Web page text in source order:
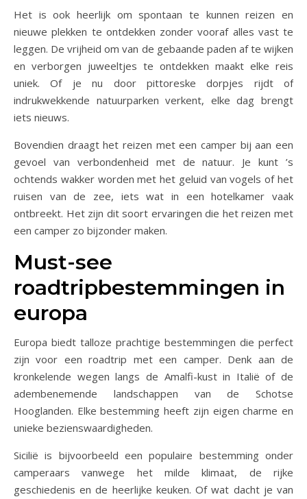
Het is ook heerlijk om spontaan te kunnen reizen en
nieuwe plekken te ontdekken zonder vooraf alles vast te
leggen. De vrijheid om van de gebaande paden af te wijken
en verborgen juweeltjes te ontdekken maakt elke reis
uniek. Of je nu door pittoreske dorpjes rijdt of
indrukwekkende natuurparken verkent, elke dag brengt
iets nieuws.
Bovendien draagt het reizen met een camper bij aan een
gevoel van verbondenheid met de natuur. Je kunt ’s
ochtends wakker worden met het geluid van vogels of het
ruisen van de zee, iets wat in een hotelkamer vaak
ontbreekt. Het zijn dit soort ervaringen die het reizen met
een camper zo bijzonder maken.
Must-see
roadtripbestemmingen in
europa
Europa biedt talloze prachtige bestemmingen die perfect
zijn voor een roadtrip met een camper. Denk aan de
kronkelende wegen langs de Amalfi-kust in Italië of de
adembenemende landschappen van de Schotse
Hooglanden. Elke bestemming heeft zijn eigen charme en
unieke bezienswaardigheden.
Sicilië is bijvoorbeeld een populaire bestemming onder
camperaars vanwege het milde klimaat, de rijke
geschiedenis en de heerlijke keuken. Of wat dacht je van